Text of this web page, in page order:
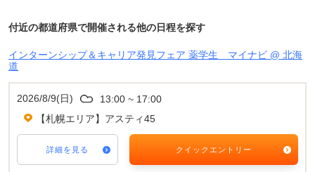
付近の都道府県で開催される他の日程を探す
インターンシップ＆キャリア発見フェア 薬学生 マイナビ @ 北海
道
2026/8/9(日)
13:00 ~ 17:00
【札幌エリア】アスティ45
詳細を見る クイックエントリー